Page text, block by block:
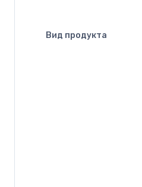
Вид продукта